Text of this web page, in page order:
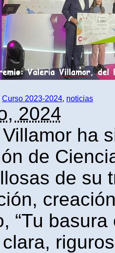
Curso 2023-2024, noticias
2024
Villamor
de
de su
“Tu